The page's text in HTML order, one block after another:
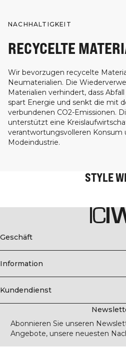
NACHHALTIGKEIT
RECYCELTE
Wir bevorzugen recycelte
Neumaterialien. Die
Materialien verhindert, dass
spart Energie und senkt die mit
verbundenen CO2-Emissionen.
unterstützt eine
verantwortungsvolleren Konsum
Modeindustrie.
STYLE
Geschäft
Information
Kundendienst
Abonnieren Sie unseren
Angebote, unsere neuesten